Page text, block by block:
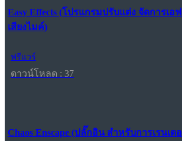
Easy Effects (โปรแกรมปรับแต่ง จัดการเอ
เสียงไมค์)
ฟรีแวร์
ดาวน์โหลด : 37
Chaos Enscape (ปลั๊กอิน สำหรับการเรนเ